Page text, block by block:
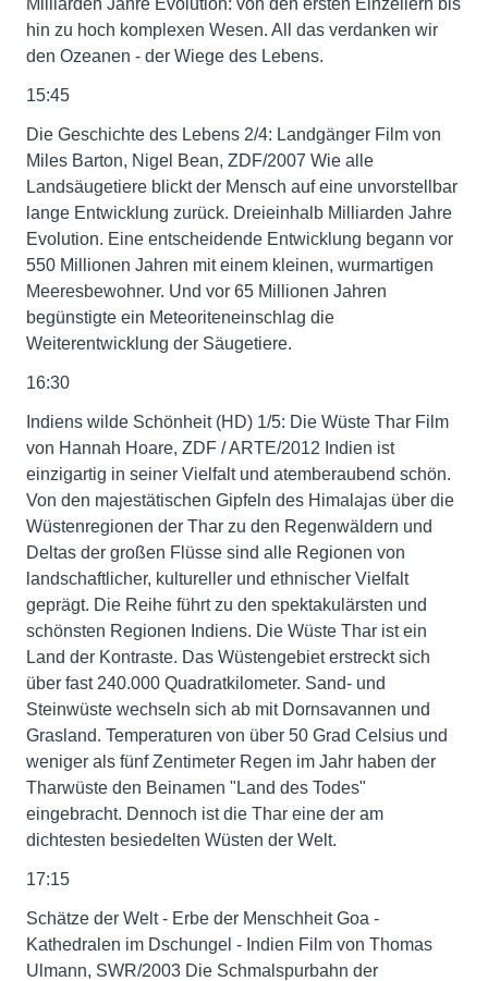
Milliarden Jahre Evolution: von den ersten Einzellern bis
hin zu hoch komplexen Wesen. All das verdanken wir
den Ozeanen - der Wiege des Lebens.
15:45
Die Geschichte des Lebens 2/4: Landgänger Film von
Miles Barton, Nigel Bean, ZDF/2007 Wie alle
Landsäugetiere blickt der Mensch auf eine unvorstellbar
lange Entwicklung zurück. Dreieinhalb Milliarden Jahre
Evolution. Eine entscheidende Entwicklung begann vor
550 Millionen Jahren mit einem kleinen, wurmartigen
Meeresbewohner. Und vor 65 Millionen Jahren
begünstigte ein Meteoriteneinschlag die
Weiterentwicklung der Säugetiere.
16:30
Indiens wilde Schönheit (HD) 1/5: Die Wüste Thar Film
von Hannah Hoare, ZDF / ARTE/2012 Indien ist
einzigartig in seiner Vielfalt und atemberaubend schön.
Von den majestätischen Gipfeln des Himalajas über die
Wüstenregionen der Thar zu den Regenwäldern und
Deltas der großen Flüsse sind alle Regionen von
landschaftlicher, kultureller und ethnischer Vielfalt
geprägt. Die Reihe führt zu den spektakulärsten und
schönsten Regionen Indiens. Die Wüste Thar ist ein
Land der Kontraste. Das Wüstengebiet erstreckt sich
über fast 240.000 Quadratkilometer. Sand- und
Steinwüste wechseln sich ab mit Dornsavannen und
Grasland. Temperaturen von über 50 Grad Celsius und
weniger als fünf Zentimeter Regen im Jahr haben der
Tharwüste den Beinamen "Land des Todes"
eingebracht. Dennoch ist die Thar eine der am
dichtesten besiedelten Wüsten der Welt.
17:15
Schätze der Welt - Erbe der Menschheit Goa -
Kathedralen im Dschungel - Indien Film von Thomas
Ulmann, SWR/2003 Die Schmalspurbahn der